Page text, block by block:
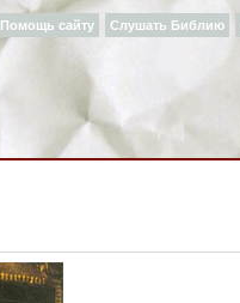
Слушать Библию
Помощь сайту